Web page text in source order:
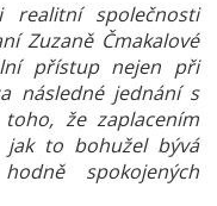
realitní společnosti
Zuzaně Čmakalové
přístup nejen při
následné jednání s
že zaplacením
jak to bohužel bývá
spokojených